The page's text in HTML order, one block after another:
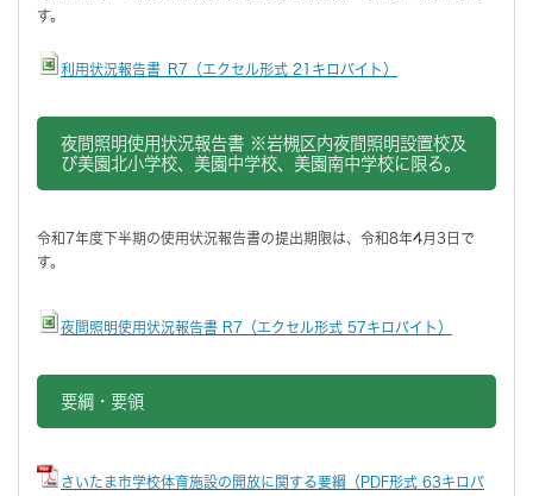
す。
利用状況報告書_R7（エクセル形式 21キロバイト）
夜間照明使用状況報告書 ※岩槻区内夜間照明設置校及
び美園北小学校、美園中学校、美園南中学校に限る。
令和7年度下半期の使用状況報告書の提出期限は、令和8年4月3日で
す。
夜間照明使用状況報告書 R7（エクセル形式 57キロバイト）
要綱・要領
さいたま市学校体育施設の開放に関する要綱（PDF形式 63キロバ